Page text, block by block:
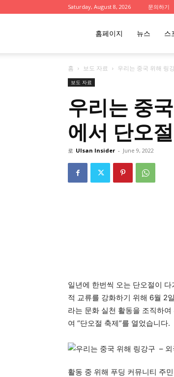
Saturday, August 8, 2026 문의하기
산
인
사
홈페이지 뉴스 스
홈 보도 자료 우리는 중국 위해 링
보도 자료
우리는 중
에서 단오
로 Ulsan Insider - June 9, 2022
일년에 한번씩 오는 단오절이
적 교류를 강화하기 위해 6월 2
라는 문화 실천 활동을 조직하
여 “단오절 축제”를 열었습니다.
활동 중 위해 푸딩 커뮤니티 주